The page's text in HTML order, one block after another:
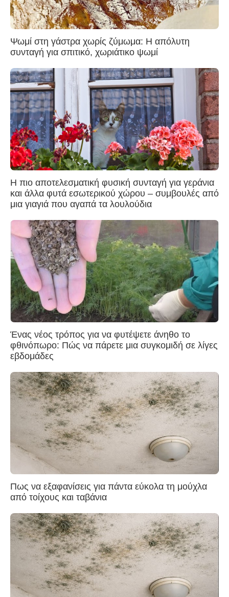
Ψωμί στη γάστρα χωρίς ζύμωμα: Η απόλυτη
συνταγή για σπιτικό, χωριάτικο ψωμί
Η πιο αποτελεσματική φυσική συνταγή για γεράνια
και άλλα φυτά εσωτερικού χώρου – συμβουλές από
μια γιαγιά που αγαπά τα λουλούδια
Ένας νέος τρόπος για να φυτέψετε άνηθο το
φθινόπωρο: Πώς να πάρετε μια συγκομιδή σε λίγες
εβδομάδες
Πως να εξαφανίσεις για πάντα εύκολα τη μούχλα
από τοίχους και ταβάνια